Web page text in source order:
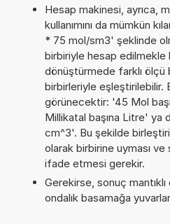
Hesap makinesi, ayrıca,
kullanımını da mümkün
* 75 mol/sm3' şeklinde
birbiriyle hesap edilmekle
dönüştürmede farklı ölçü
birbirleriyle eşleştirilebilir.
görünecektir: '45 Mol
Millikatal başına Litre'
cm^3'. Bu şekilde
olarak birbirine uyması
ifade etmesi gerekir.
Gerekirse, sonuç
ondalık basamağa